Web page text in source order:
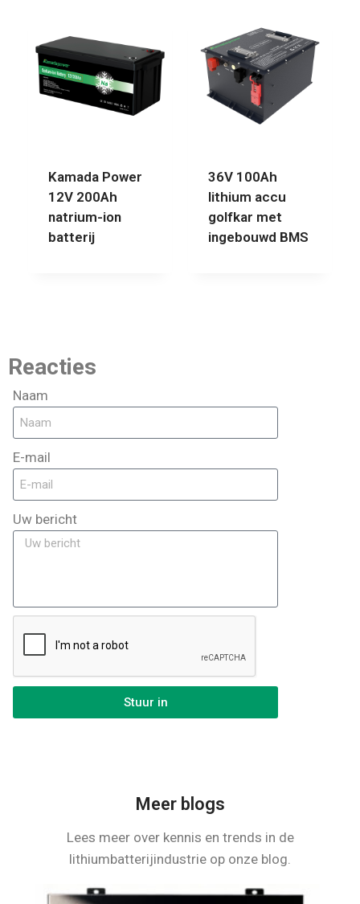
Kamada Power
12V 200Ah
natrium-ion
batterij
36V 100Ah
lithium accu
golfkar met
ingebouwd BMS
Reacties
Naam
E-mail
Uw bericht
Stuur in
Meer blogs
Lees meer over kennis en trends in de
lithiumbatterijindustrie op onze blog.